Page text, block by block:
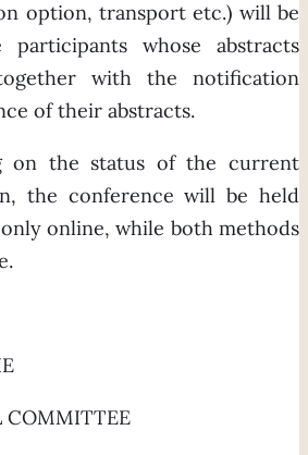
option, transport etc.) will be
whose abstracts
with the notification
of their abstracts.
on the status of the current
the conference will be held
online, while both methods
COMMITTEE